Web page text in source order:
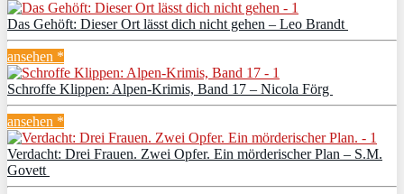
Das Gehöft: Dieser Ort lässt dich nicht gehen – Leo Brandt
ansehen *
Schroffe Klippen: Alpen-Krimis, Band 17 – Nicola Förg
ansehen *
Verdacht: Drei Frauen. Zwei Opfer. Ein mörderischer Plan – S.M.
Govett